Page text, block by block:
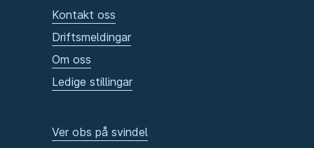
Kontakt oss
Driftsmeldingar
Om oss
Ledige stillingar
Ver obs på svindel